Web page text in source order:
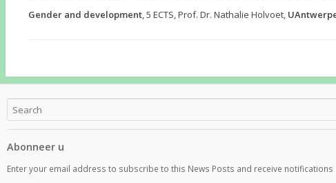
Gender and development, 5 ECTS, Prof. Dr. Nathalie Holvoet,
Abonneer u
Enter your email address to subscribe to this News Posts and receive